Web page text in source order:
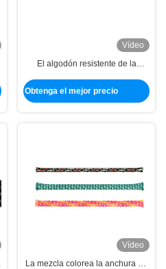
Vídeo
El algodón resistente de la
chaqueta del cable de
transmisión de la recarga que
Obtenga el mejor precio
Vídeo
La mezcla colorea la anchura de